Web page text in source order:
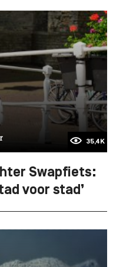
35,4K
Swapfiets:
voor stad’